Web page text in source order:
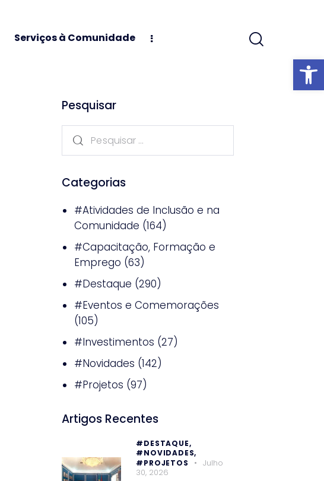
Abrir barra
Serviços à Comunidade
Pesquisar
Categorias
#Atividades de Inclusão e na
Comunidade (164)
#Capacitação, Formação e
Emprego (63)
#Destaque (290)
#Eventos e Comemorações
(105)
#Investimentos (27)
#Novidades (142)
#Projetos (97)
Artigos Recentes
#DESTAQUE,
#NOVIDADES,
#PROJETOS
Julho
30, 2026